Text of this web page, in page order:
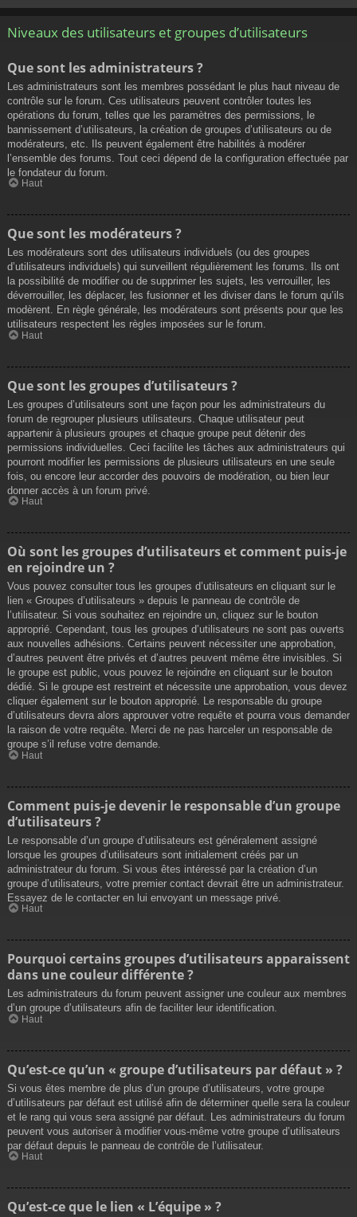
Niveaux des utilisateurs et groupes d’utilisateurs
Que sont les administrateurs ?
Les administrateurs sont les membres possédant le plus haut niveau de
contrôle sur le forum. Ces utilisateurs peuvent contrôler toutes les
opérations du forum, telles que les paramètres des permissions, le
bannissement d’utilisateurs, la création de groupes d’utilisateurs ou de
modérateurs, etc. Ils peuvent également être habilités à modérer
l’ensemble des forums. Tout ceci dépend de la configuration effectuée par
le fondateur du forum.
Haut
Que sont les modérateurs ?
Les modérateurs sont des utilisateurs individuels (ou des groupes
d’utilisateurs individuels) qui surveillent régulièrement les forums. Ils ont
la possibilité de modifier ou de supprimer les sujets, les verrouiller, les
déverrouiller, les déplacer, les fusionner et les diviser dans le forum qu’ils
modèrent. En règle générale, les modérateurs sont présents pour que les
utilisateurs respectent les règles imposées sur le forum.
Haut
Que sont les groupes d’utilisateurs ?
Les groupes d’utilisateurs sont une façon pour les administrateurs du
forum de regrouper plusieurs utilisateurs. Chaque utilisateur peut
appartenir à plusieurs groupes et chaque groupe peut détenir des
permissions individuelles. Ceci facilite les tâches aux administrateurs qui
pourront modifier les permissions de plusieurs utilisateurs en une seule
fois, ou encore leur accorder des pouvoirs de modération, ou bien leur
donner accès à un forum privé.
Haut
Où sont les groupes d’utilisateurs et comment puis-je
en rejoindre un ?
Vous pouvez consulter tous les groupes d’utilisateurs en cliquant sur le
lien « Groupes d’utilisateurs » depuis le panneau de contrôle de
l’utilisateur. Si vous souhaitez en rejoindre un, cliquez sur le bouton
approprié. Cependant, tous les groupes d’utilisateurs ne sont pas ouverts
aux nouvelles adhésions. Certains peuvent nécessiter une approbation,
d’autres peuvent être privés et d’autres peuvent même être invisibles. Si
le groupe est public, vous pouvez le rejoindre en cliquant sur le bouton
dédié. Si le groupe est restreint et nécessite une approbation, vous devez
cliquer également sur le bouton approprié. Le responsable du groupe
d’utilisateurs devra alors approuver votre requête et pourra vous demander
la raison de votre requête. Merci de ne pas harceler un responsable de
groupe s’il refuse votre demande.
Haut
Comment puis-je devenir le responsable d’un groupe
d’utilisateurs ?
Le responsable d’un groupe d’utilisateurs est généralement assigné
lorsque les groupes d’utilisateurs sont initialement créés par un
administrateur du forum. Si vous êtes intéressé par la création d’un
groupe d’utilisateurs, votre premier contact devrait être un administrateur.
Essayez de le contacter en lui envoyant un message privé.
Haut
Pourquoi certains groupes d’utilisateurs apparaissent
dans une couleur différente ?
Les administrateurs du forum peuvent assigner une couleur aux membres
d’un groupe d’utilisateurs afin de faciliter leur identification.
Haut
Qu’est-ce qu’un « groupe d’utilisateurs par défaut » ?
Si vous êtes membre de plus d’un groupe d’utilisateurs, votre groupe
d’utilisateurs par défaut est utilisé afin de déterminer quelle sera la couleur
et le rang qui vous sera assigné par défaut. Les administrateurs du forum
peuvent vous autoriser à modifier vous-même votre groupe d’utilisateurs
par défaut depuis le panneau de contrôle de l’utilisateur.
Haut
Qu’est-ce que le lien « L’équipe » ?